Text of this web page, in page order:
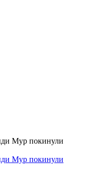
Мур покинули
Мур покинули